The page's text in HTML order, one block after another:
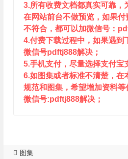
3.所有收费文档都真实可靠，
在网站前台不做预览，如果
不符合，都可以加微信号：
4.付费下载过程中，如果遇到
微信号pdftj888解决；
5.手机支付，尽量选择支付宝
6.如图集或者标准不清楚，在
规范和图集，希望增加资料
微信号:pdftj888解决；
图集